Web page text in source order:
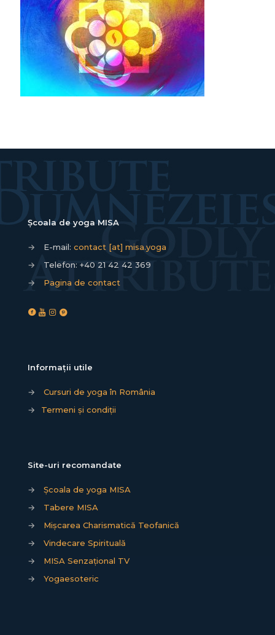
Școala de yoga MISA
→ E-mail: contact [at] misa.yoga
→
Telefon: +40 21 42 42 369
→
Pagina de contact
Informații utile
→
Cursuri de yoga în România
→
Termeni și condiții
Site-uri recomandate
→
Școala de yoga MISA
→
Tabere MISA
→
Mișcarea Charismatică Teofanică
→
Vindecare Spirituală
→
MISA Senzațional TV
→
Yogaesoteric